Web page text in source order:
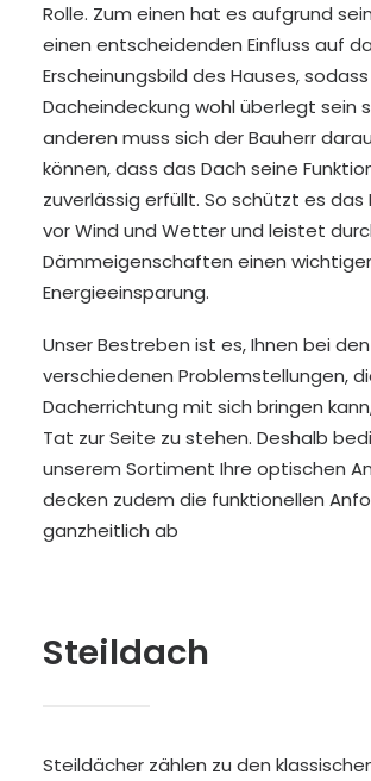
Rolle. Zum einen hat es aufgrund
einen entscheidenden Einfluss auf
Erscheinungsbild des Hauses,
Dacheindeckung wohl überlegt sein
anderen muss sich der Bauherr
können, dass das Dach seine
zuverlässig erfüllt. So schützt es das
vor Wind und Wetter und leistet
Dämmeigenschaften einen
Energieeinsparung.
Unser Bestreben ist es, Ihnen bei den
verschiedenen Problemstellungen,
Dacherrichtung mit sich bringen
Tat zur Seite zu stehen. Deshalb
unserem Sortiment Ihre optischen
decken zudem die funktionellen
ganzheitlich ab
Steildach
Steildächer zählen zu den